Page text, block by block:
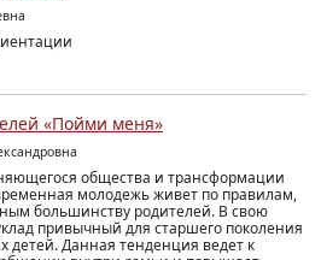
«Пойми меня»
общества и трансформации
молодежь живет по правилам,
большинству родителей. В свою
привычный для старшего поколения
детей. Данная тенденция ведет к